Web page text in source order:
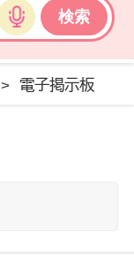
音声検索
> 電子掲示板